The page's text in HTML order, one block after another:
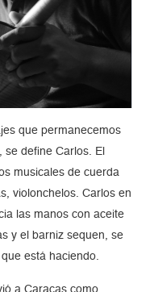
que permanecemos
se define Carlos. El
musicales de cuerda
violonchelos. Carlos en
las manos con aceite
y el barniz sequen, se
está haciendo.
a Caracas como